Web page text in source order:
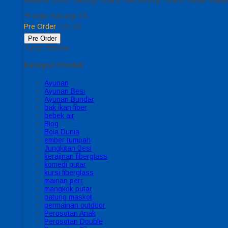
*Harga Hubungi CS
Pre Order / pm 02
Pre Order
Tutup Sidebar
Kategori Produk
Ayunan
Ayunan Besi
Ayunan Bundar
bak ikan fiber
bebek air
Blog
Bola Dunia
ember tumpah
Jungkitan Besi
kerajinan fiberglass
komedi putar
kursi fiberglass
mainan perr
mangkok putar
patung maskot
permainan outdoor
Perosotan Anak
Perosotan Double